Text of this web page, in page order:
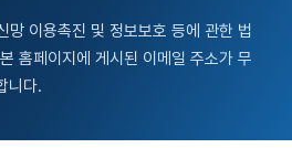
망 이용촉진 및 정보보호 등에 관한 법
홈페이지에 게시된 이메일 주소가 무
니다.